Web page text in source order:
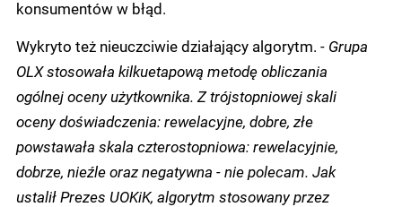
konsumentów w błąd.
Wykryto też nieuczciwie działający algorytm. - Grupa
OLX stosowała kilkuetapową metodę obliczania
ogólnej oceny użytkownika. Z trójstopniowej skali
oceny doświadczenia: rewelacyjne, dobre, złe
powstawała skala czterostopniowa: rewelacyjnie,
dobrze, nieźle oraz negatywna - nie polecam. Jak
ustalił Prezes UOKiK, algorytm stosowany przez